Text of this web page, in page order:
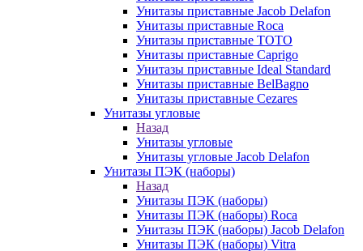
Унитазы приставные Jacob Delafon
Унитазы приставные Roca
Унитазы приставные TOTO
Унитазы приставные Caprigo
Унитазы приставные Ideal Standard
Унитазы приставные BelBagno
Унитазы приставные Cezares
Унитазы угловые
Назад
Унитазы угловые
Унитазы угловые Jacob Delafon
Унитазы ПЭК (наборы)
Назад
Унитазы ПЭК (наборы)
Унитазы ПЭК (наборы) Roca
Унитазы ПЭК (наборы) Jacob Delafon
Унитазы ПЭК (наборы) Vitra